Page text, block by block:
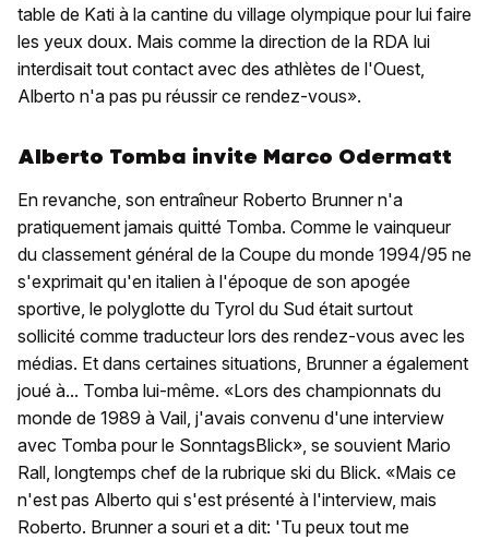
table de Kati à la cantine du village olympique pour lui faire
les yeux doux. Mais comme la direction de la RDA lui
interdisait tout contact avec des athlètes de l'Ouest,
Alberto n'a pas pu réussir ce rendez-vous».
Alberto Tomba invite Marco Odermatt
En revanche, son entraîneur Roberto Brunner n'a
pratiquement jamais quitté Tomba. Comme le vainqueur
du classement général de la Coupe du monde 1994/95 ne
s'exprimait qu'en italien à l'époque de son apogée
sportive, le polyglotte du Tyrol du Sud était surtout
sollicité comme traducteur lors des rendez-vous avec les
médias. Et dans certaines situations, Brunner a également
joué à... Tomba lui-même. «Lors des championnats du
monde de 1989 à Vail, j'avais convenu d'une interview
avec Tomba pour le SonntagsBlick», se souvient Mario
Rall, longtemps chef de la rubrique ski du Blick. «Mais ce
n'est pas Alberto qui s'est présenté à l'interview, mais
Roberto. Brunner a souri et a dit: 'Tu peux tout me